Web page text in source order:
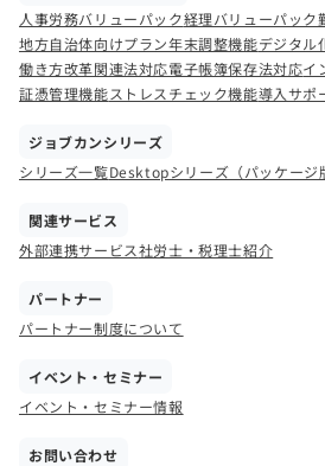
人事労務バリューパック経理バリューパック
地方自治体向けプラン年末調整機能デジタル
働き方改革関連法対応電子帳簿保存法対応イ
証憑管理機能ストレスチェック機能導入サポ
ジョブカンシリーズ
シリーズ一覧Desktopシリーズ（パッケージ
関連サービス
外部連携サービス社労士・税理士紹介
パートナー
パートナー制度について
イベント・セミナー
イベント・セミナー情報
お問い合わせ